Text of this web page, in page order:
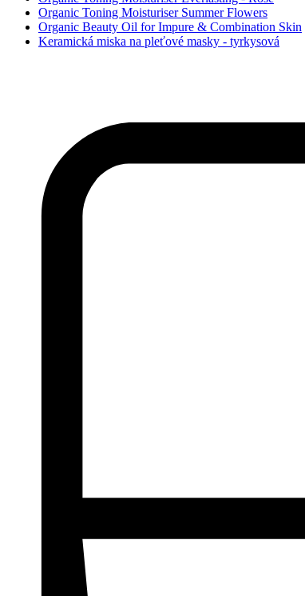
Organic Toning Moisturiser Summer Flowers
Organic Beauty Oil for Impure & Combination Skin
Keramická miska na pleťové masky - tyrkysová